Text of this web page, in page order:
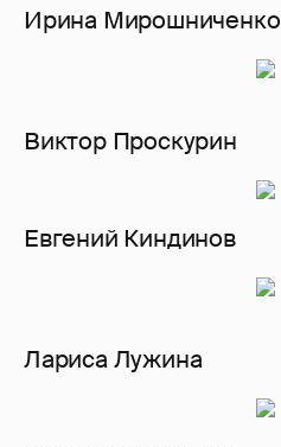
Ирина Мирошниченко
Виктор Проскурин
Евгений Киндинов
Лариса Лужина